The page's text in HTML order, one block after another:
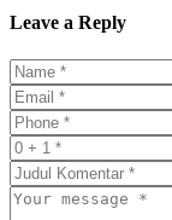
Leave a Reply